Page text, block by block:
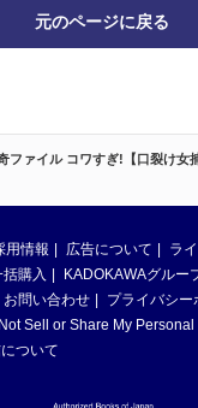
ファイル コワすぎ!【口裂け
元のページに戻る
用情報 広告について
ラ
購入
KADOKAWAグルー
お問い合わせ
プライバシー
Sell or Share My Personal
ついて